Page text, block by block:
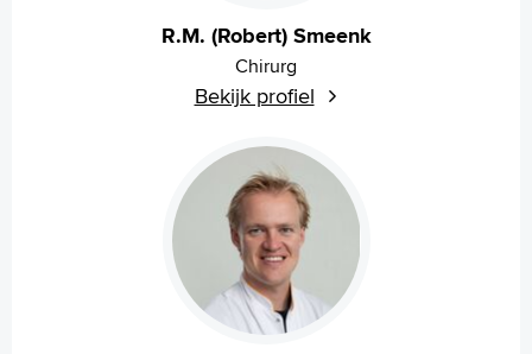
R.M. (Robert) Smeenk
Chirurg
Bekijk profiel